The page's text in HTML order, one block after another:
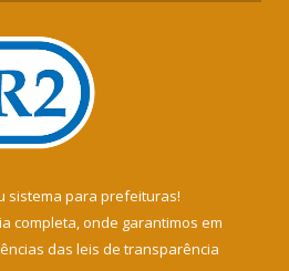
sistema para prefeituras!
completa, onde garantimos em
das leis de transparência